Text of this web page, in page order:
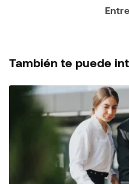
También te puede